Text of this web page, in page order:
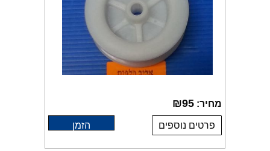
מחיר: ₪95
פרטים נוספים הזמן